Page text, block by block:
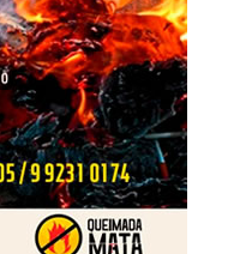
neutralizar o
cárcere e retirar da
e patrimoniais utilizados
Share
homens armados, que
incendiaram as
das investigações,
e tiveram as
pela Justiça.
foram abordados
documentos de
como passageiros